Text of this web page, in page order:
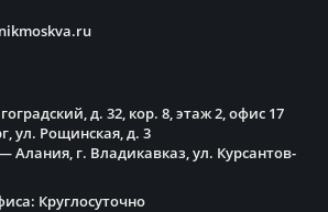
д. 32, кор. 8, этаж 2, офис 17
ул. Рощинская, д. 3
Алания, г. Владикавказ, ул. Курсантов-
Круглосуточно